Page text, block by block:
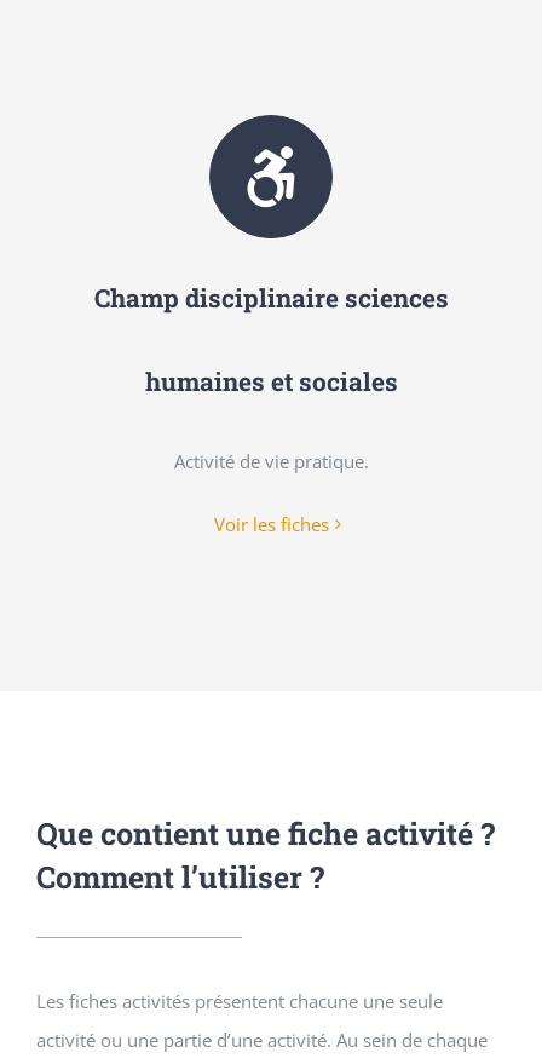
Champ disciplinaire sciences
humaines et sociales
Activité de vie pratique.
Voir les fiches
Que contient une fiche activité ?
Comment l’utiliser ?
Les fiches activités présentent chacune une seule
activité ou une partie d’une activité. Au sein de chaque